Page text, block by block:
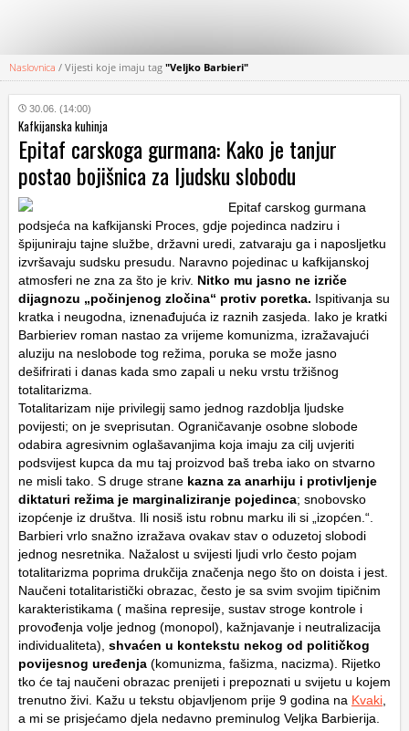
KATEGORIJE
HRVATSKI
WEB
Naslovnica / Vijesti koje imaju tag "Veljko Barbieri"
30.06. (14:00)
Kafkijanska kuhinja
Epitaf carskoga gurmana: Kako je tanjur
postao bojišnica za ljudsku slobodu
Epitaf carskog gurmana
podsjeća na kafkijanski Proces, gdje pojedinca nadziru i
špijuniraju tajne službe, državni uredi, zatvaraju ga i naposljetku
izvršavaju sudsku presudu. Naravno pojedinac u kafkijanskoj
atmosferi ne zna za što je kriv. Nitko mu jasno ne izriče
dijagnozu „počinjenog zločina“ protiv poretka. Ispitivanja su
kratka i neugodna, iznenađujuća iz raznih zasjeda. Iako je kratki
Barbieriev roman nastao za vrijeme komunizma, izražavajući
aluziju na neslobode tog režima, poruka se može jasno
dešifrirati i danas kada smo zapali u neku vrstu tržišnog
totalitarizma.
Totalitarizam nije privilegij samo jednog razdoblja ljudske
povijesti; on je sveprisutan. Ograničavanje osobne slobode
odabira agresivnim oglašavanjima koja imaju za cilj uvjeriti
podsvijest kupca da mu taj proizvod baš treba iako on stvarno
ne misli tako. S druge strane kazna za anarhiju i protivljenje
diktaturi režima je marginaliziranje pojedinca; snobovsko
izopćenje iz društva. Ili nosiš istu robnu marku ili si „izopćen.“.
Barbieri vrlo snažno izražava ovakav stav o oduzetoj slobodi
jednog nesretnika. Nažalost u svijesti ljudi vrlo često pojam
totalitarizma poprima drukčija značenja nego što on doista i jest.
Naučeni totalitaristički obrazac, često je sa svim svojim tipičnim
karakteristikama ( mašina represije, sustav stroge kontrole i
provođenja volje jednog (monopol), kažnjavanje i neutralizacija
individualiteta), shvaćen u kontekstu nekog od političkog
povijesnog uređenja (komunizma, fašizma, nacizma). Rijetko
tko će taj naučeni obrazac prenijeti i prepoznati u svijetu u kojem
trenutno živi. Kažu u tekstu objavljenom prije 9 godina na Kvaki
a mi se prisjećamo djela nedavno preminulog Veljka Barbierija.